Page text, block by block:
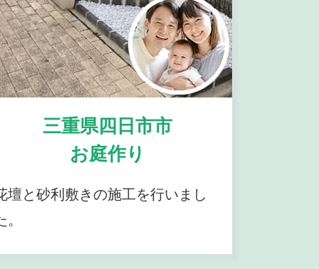
三重県四日市市
お庭作り
壇と砂利敷きの施工を行いまし